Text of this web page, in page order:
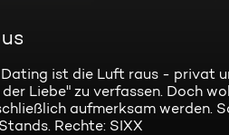
ist die Luft raus - privat
Liebe" zu verfassen. Doch
aufmerksam werden.
Rechte: SIXX